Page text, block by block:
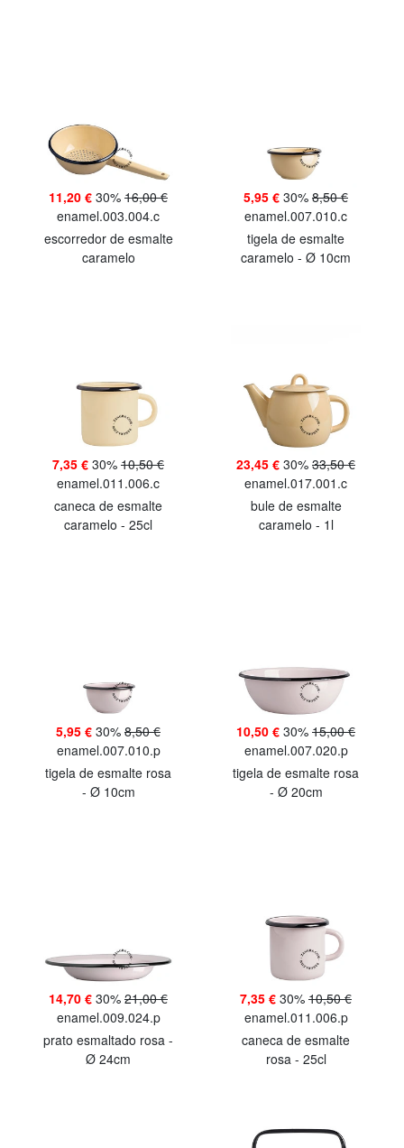
11,20 € 30% 16,00 €
enamel.003.004.c
escorredor de esmalte
caramelo
5,95 € 30% 8,50 €
enamel.007.010.c
tigela de esmalte
caramelo - Ø 10cm
7,35 € 30% 10,50 €
enamel.011.006.c
caneca de esmalte
caramelo - 25cl
23,45 € 30% 33,50 €
enamel.017.001.c
bule de esmalte
caramelo - 1l
5,95 € 30% 8,50 €
enamel.007.010.p
tigela de esmalte rosa
- Ø 10cm
10,50 € 30% 15,00 €
enamel.007.020.p
tigela de esmalte rosa
- Ø 20cm
14,70 € 30% 21,00 €
enamel.009.024.p
prato esmaltado rosa -
Ø 24cm
7,35 € 30% 10,50 €
enamel.011.006.p
caneca de esmalte
rosa - 25cl